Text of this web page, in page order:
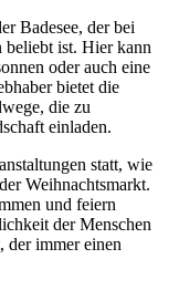
Badesee, der bei
beliebt ist. Hier kann
oder auch eine
bietet die
die zu
einladen.
statt, wie
Weihnachtsmarkt.
und feiern
der Menschen
der immer einen